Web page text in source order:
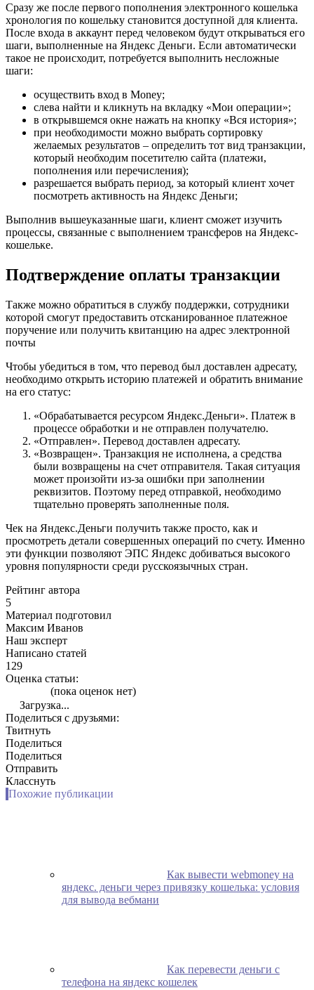
Сразу же после первого пополнения электронного кошелька
хронология по кошельку становится доступной для клиента.
После входа в аккаунт перед человеком будут открываться его
шаги, выполненные на Яндекс Деньги. Если автоматически
такое не происходит, потребуется выполнить несложные
шаги:
осуществить вход в Money;
слева найти и кликнуть на вкладку «Мои операции»;
в открывшемся окне нажать на кнопку «Вся история»;
при необходимости можно выбрать сортировку
желаемых результатов – определить тот вид транзакции,
который необходим посетителю сайта (платежи,
пополнения или перечисления);
разрешается выбрать период, за который клиент хочет
посмотреть активность на Яндекс Деньги;
Выполнив вышеуказанные шаги, клиент сможет изучить
процессы, связанные с выполнением трансферов на Яндекс-
кошельке.
Подтверждение оплаты транзакции
Также можно обратиться в службу поддержки, сотрудники
которой смогут предоставить отсканированное платежное
поручение или получить квитанцию на адрес электронной
почты
Чтобы убедиться в том, что перевод был доставлен адресату,
необходимо открыть историю платежей и обратить внимание
на его статус:
«Обрабатывается ресурсом Яндекс.Деньги». Платеж в
процессе обработки и не отправлен получателю.
«Отправлен». Перевод доставлен адресату.
«Возвращен». Транзакция не исполнена, а средства
были возвращены на счет отправителя. Такая ситуация
может произойти из-за ошибки при заполнении
реквизитов. Поэтому перед отправкой, необходимо
тщательно проверять заполненные поля.
Чек на Яндекс.Деньги получить также просто, как и
просмотреть детали совершенных операций по счету. Именно
эти функции позволяют ЭПС Яндекс добиваться высокого
уровня популярности среди русскоязычных стран.
Рейтинг автора
5
Материал подготовил
Максим Иванов
Наш эксперт
Написано статей
129
Оценка статьи:
(пока оценок нет)
Загрузка...
Поделиться с друзьями:
Твитнуть
Поделиться
Поделиться
Отправить
Класснуть
Похожие публикации
Как вывести webmoney на
яндекс. деньги через привязку кошелька: условия
для вывода вебмани
Как перевести деньги с
телефона на яндекс кошелек